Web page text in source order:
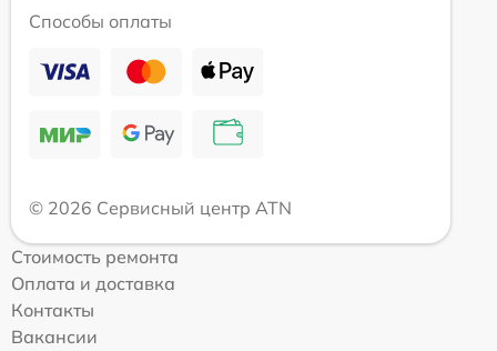
Способы оплаты
© 2026 Сервисный центр ATN
Стоимость ремонта
Оплата и доставка
Контакты
Вакансии